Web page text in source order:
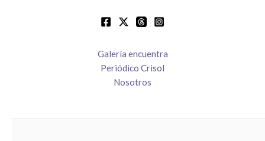
Galería encuentra
Periódico Crisol
Nosotros